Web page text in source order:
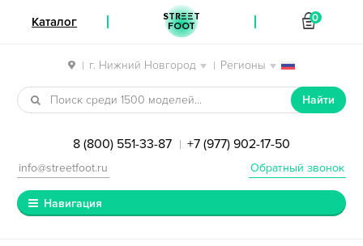
| г. Нижний Новгород | Регионы
Перейти к навигации
Перейти к содержимому
Найти
8 (800) 551-33-87 | +7 (977) 902-17-50
Обратный звонок
info@streetfoot.ru
Навигация
Каталог STREET
FOOT
0